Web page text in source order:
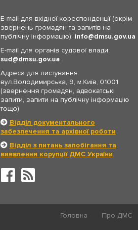
E-mail для вхідної кореспонденції (окрім
звернень громадян та запитів на
публічну інформацію): info
dmsu.gov.ua
E-mail для органів судової влади:
sud
dmsu.gov.ua
Адреса для листування:
вул.Володимирська, 9, м.Київ, 01001
(звернення громадян, адвокатські
запити, запити на публічну інформацію
тощо)
Відділ документального
забезпечення та архівної роботи
Відділ з питань запобігання та
виявлення корупції ДМС України
Головна Про ДМС